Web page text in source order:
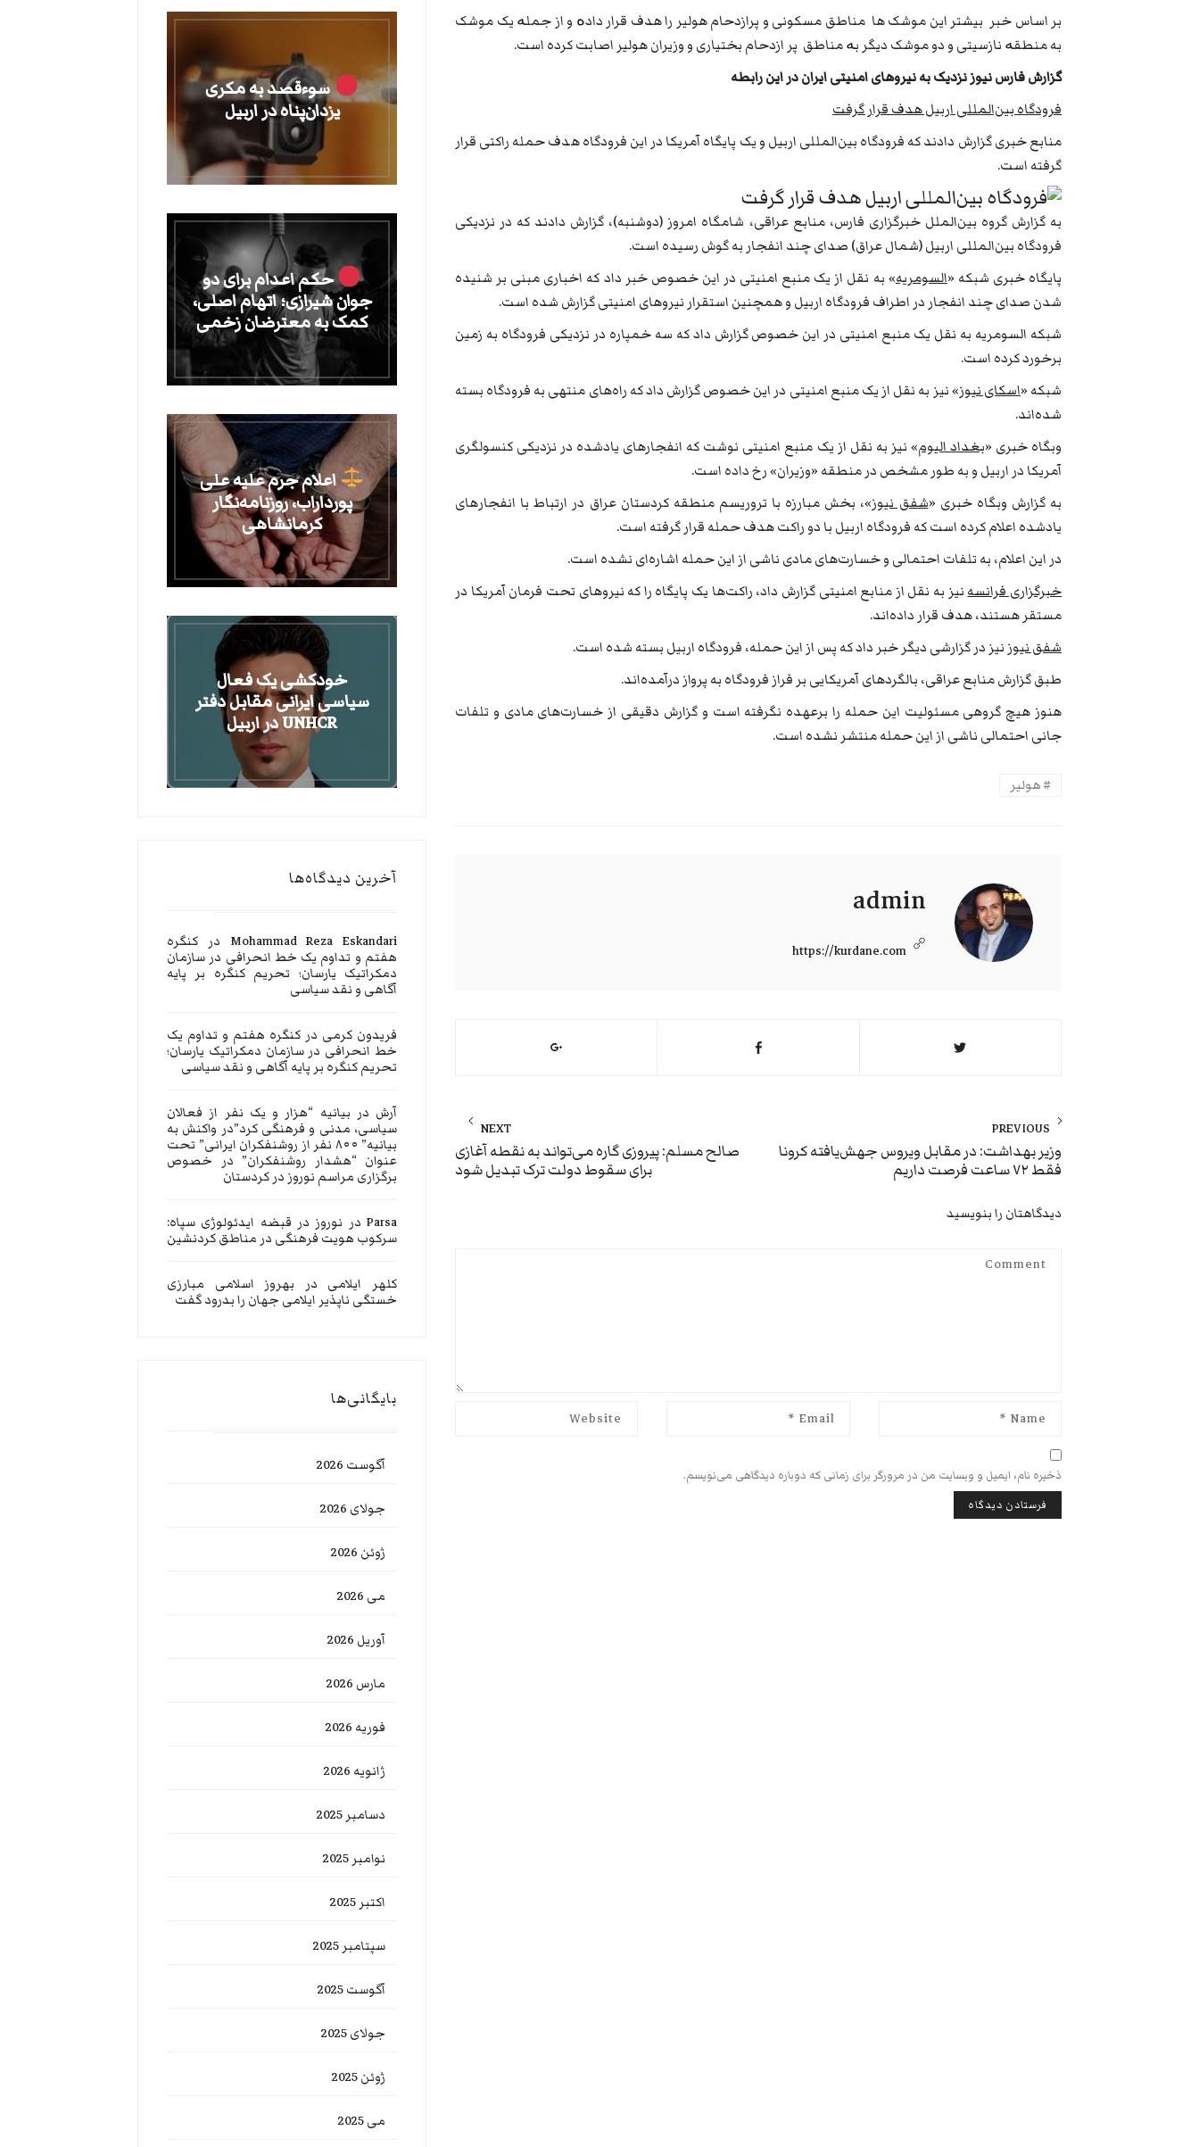
بر اساس خبر بیشتر این موشک ها مناطق مسکونی و پرازدحام هولیر را هدف قرار دادە و از جملە یک موشک
به منطقە نازسیتی و دو موشک دیگر بە مناطق پر ازدحام بختیاری و وزیران هولیر اصابت کرده است.
گزارش فارس نیوز نزدیک به نیروهای امنیتی ایران در این رابطه
فرودگاه بین‌المللی اربیل هدف قرار گرفت
منابع خبری گزارش دادند که فرودگاه بین‌المللی اربیل و یک پایگاه آمریکا در این فرودگاه هدف حمله راکتی قرار
گرفته است.
به گزارش گروه بین‌الملل خبرگزاری فارس، منابع عراقی، شامگاه امروز (دوشنبه)، گزارش دادند که در نزدیکی
فرودگاه بین‌المللی اربیل (شمال عراق) صدای چند انفجار به گوش رسیده است.
پایگاه خبری شبکه «السومریه» به نقل از یک منبع امنیتی در این خصوص خبر داد که اخباری مبنی بر شنیده
شدن صدای چند انفجار در اطراف فرودگاه اربیل و همچنین استقرار نیروهای امنیتی گزارش شده است.
شبکه السومریه به نقل یک منبع امنیتی در این خصوص گزارش داد که سه خمپاره در نزدیکی فرودگاه به زمین
برخورد کرده است.
شبکه «اسکای نیوز» نیز به نقل از یک منبع امنیتی در این خصوص گزارش داد که راه‌های منتهی به فرودگاه بسته
شده‌اند.
وبگاه خبری «بغداد الیوم» نیز به نقل از یک منبع امنیتی نوشت که انفجارهای یادشده در نزدیکی کنسولگری
آمریکا در اربیل و به طور مشخص در منطقه «وزیران» رخ داده است.
به گزارش وبگاه خبری «شفق نیوز»، بخش مبارزه با تروریسم منطقه کردستان عراق در ارتباط با انفجار‌های
یادشده اعلام کرده است که فرودگاه اربیل با دو راکت هدف حمله قرار گرفته است.
در این اعلام، به تلفات احتمالی و خسارت‌های مادی ناشی از این حمله اشاره‌ای نشده است.
خبرگزاری فرانسهنیز به نقل از منابع امنیتی گزارش داد، راکت‌ها یک پایگاه را که نیروهای تحت فرمان آمریکا در
مستقر هستند، هدف قرار داده‌اند.
شفق نیوز نیز در گزارشی دیگر خبر داد که پس از این حمله، فرودگاه اربیل بسته شده است.
طبق گزارش منابع عراقی، بالگرد‌های آمریکایی بر فراز فرودگاه به پرواز درآمده‌اند.
هنوز هیچ گروهی مسئولیت این حمله را برعهده نگرفته است و گزارش دقیقی از خسارت‌های مادی و تلفات
جانی احتمالی ناشی از این حمله منتشر نشده است.
هولیر
admin
https://kurdane.com
راهبری
نوشته
PREVIOUS
Previous
post:
وزیر بهداشت: در مقابل ویروس جهش‌یافته کرونا
فقط ۷۲ ساعت فرصت داریم
NEXT
post:
صالح مسلم: پیروزی گاره می‌تواند به نقطه آغازی
برای سقوط دولت ترک تبدیل شود
دیدگاهتان را بنویسید
ذخیره نام، ایمیل و وبسایت من در مرورگر برای زمانی که دوباره دیدگاهی می‌نویسم.
سوءقصد به مکری
یزدان‌پناه در اربیل
حکم اعدام برای دو
جوان شیرازی؛ اتهام اصلی،
کمک به معترضان زخمی
اعلام جرم علیه علی
پورداراب، روزنامه‌نگار
کرمانشاهی
خودکشی یک فعال
سیاسی ایرانی مقابل دفتر
UNHCR در اربیل
آخرین دیدگاه‌ها
Mohammad Reza Eskandari در کنگره
هفتم و تداوم یک خط انحرافی در سازمان
دمکراتیک یارسان؛ تحریم کنگره بر پایه
آگاهی و نقد سیاسی
فریدون کرمی در کنگره هفتم و تداوم یک
خط انحرافی در سازمان دمکراتیک یارسان؛
تحریم کنگره بر پایه آگاهی و نقد سیاسی
آرش در بیانیه “هزار و یک نفر از فعالان
سیاسی، مدنی و فرهنگی کرد”در واکنش به
بیانیه” ۸۰۰ نفر از روشنفکران ایرانی” تحت
عنوان “هشدار روشنفکران” در خصوص
برگزاری مراسم نوروز در کردستان
Parsaدر نوروز در قبضه ایدئولوژی سپاه:
سرکوب هویت فرهنگی در مناطق کردنشین
کلهر ایلامی در بهروز اسلامی مبارزی
خستگی ناپذیر ایلامی جهان را بدرود گفت
بایگانی‌ها
آگوست 2026
جولای 2026
ژوئن 2026
می 2026
آوریل 2026
مارس 2026
فوریه 2026
ژانویه 2026
دسامبر 2025
نوامبر 2025
اکتبر 2025
سپتامبر 2025
آگوست 2025
جولای 2025
ژوئن 2025
می 2025